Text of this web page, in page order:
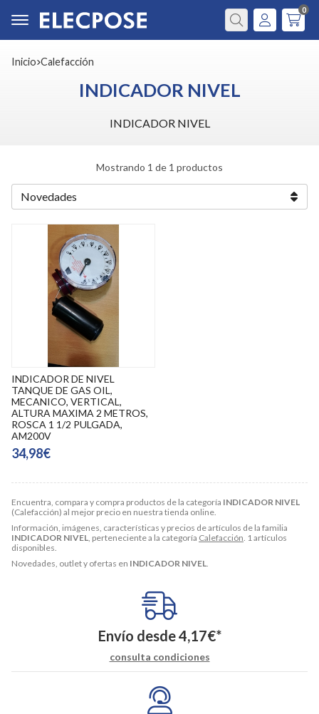
Buscar
0
Inicio calefacción
INDICADOR NIVEL
INDICADOR NIVEL
Encuentra, compara y compra productos de la categoría INDICADOR NIVEL
(Calefacción) al mejor precio en nuestra tienda online.
Información, imágenes, características y precios de artículos de la familia
INDICADOR NIVEL, perteneciente a la categoría Calefacción. 1 artículos
disponibles.
Novedades, outlet y ofertas en INDICADOR NIVEL.
Mostrando 1 de 1 productos
INDICADOR DE NIVEL
TANQUE DE GAS OIL,
MECANICO, VERTICAL,
ALTURA MAXIMA 2 METROS,
ROSCA 1 1/2 PULGADA,
AM200V
34,98€
Envío desde4,17€*
consulta condiciones